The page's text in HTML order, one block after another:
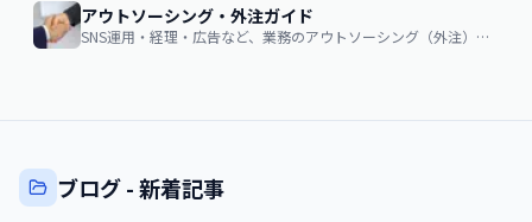
アウトソーシング・外注ガイド
SNS運用・経理・広告など、業務のアウトソーシング（外注）を検討する企業・個人向け。費用相場・依頼の流れ・失敗しない選び方
ブログ - 新着記事